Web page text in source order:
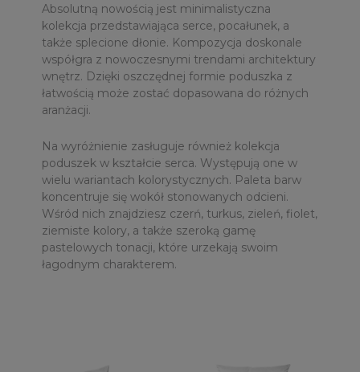
Absolutną nowością jest minimalistyczna
kolekcja przedstawiająca serce, pocałunek, a
także splecione dłonie. Kompozycja doskonale
współgra z nowoczesnymi trendami architektury
wnętrz. Dzięki oszczędnej formie poduszka z
łatwością może zostać dopasowana do różnych
aranżacji.
Na wyróżnienie zasługuje również kolekcja
poduszek w kształcie serca. Występują one w
wielu wariantach kolorystycznych. Paleta barw
koncentruje się wokół stonowanych odcieni.
Wśród nich znajdziesz czerń, turkus, zieleń, fiolet,
ziemiste kolory, a także szeroką gamę
pastelowych tonacji, które urzekają swoim
łagodnym charakterem.